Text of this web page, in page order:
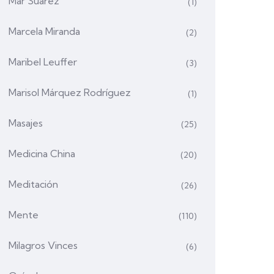
Marcela Miranda (2)
Maribel Leuffer (3)
Marisol Márquez Rodríguez (1)
Masajes (25)
Medicina China (20)
Meditación (26)
Mente (110)
Milagros Vinces (6)